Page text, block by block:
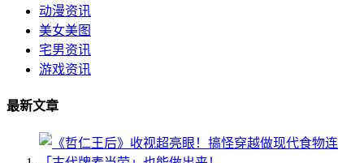
动漫资讯
美女美图
宅男资讯
游戏资讯
最新文章